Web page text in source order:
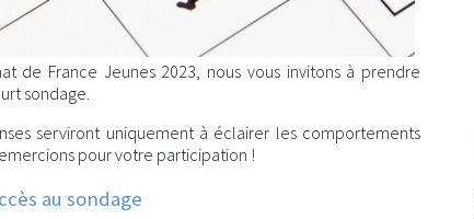
de France Jeunes 2023, nous vous invitons à prendre
sondage.
serviront uniquement à éclairer les comportements
pour votre participation !
au sondage